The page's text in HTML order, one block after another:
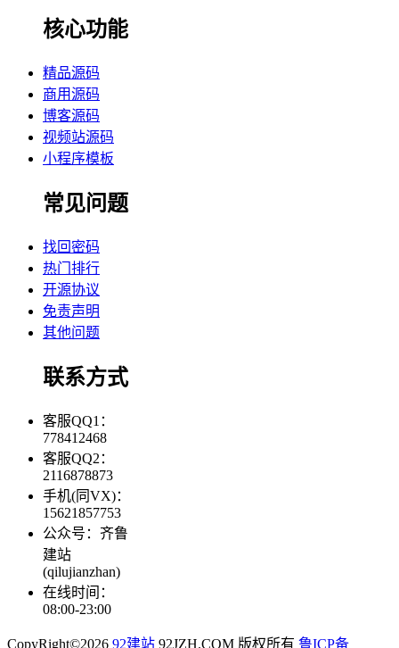
核心功能
精品源码
商用源码
博客源码
视频站源码
小程序模板
常见问题
找回密码
热门排行
开源协议
免责声明
其他问题
联系方式
客服QQ1：
778412468
客服QQ2：
2116878873
手机(同VX)：
15621857753
公众号：齐鲁
建站
(qilujianzhan)
在线时间：
08:00-23:00
CopyRight©2026 92建站 92JZH.COM 版权所有 鲁ICP备